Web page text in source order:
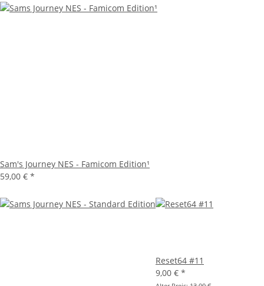
Sam's Journey NES - Famicom Edition¹
59,00 € *
Reset64 #11
9,00 € *